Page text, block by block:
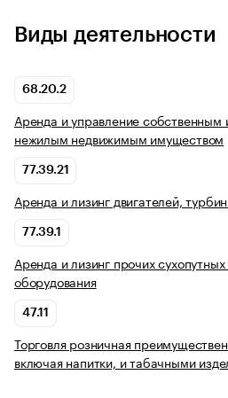
Виды деятельности
68.20.2
Аренда и управление
нежилым недвижимым имуществом
77.39.21
Аренда и лизинг двигателей,
77.39.1
Аренда и лизинг прочих
оборудования
47.11
Торговля розничная
включая напитки, и табачными